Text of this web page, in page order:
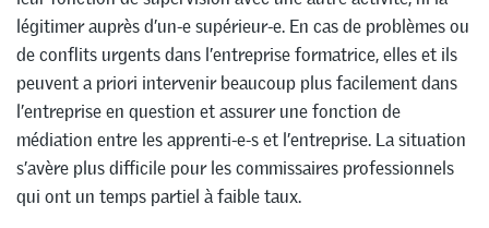
légitimer auprès d’un-e supérieur-e. En cas de problèmes ou
de conflits urgents dans l’entreprise formatrice, elles et ils
peuvent a priori intervenir beaucoup plus facilement dans
l’entreprise en question et assurer une fonction de
médiation entre les apprenti-e-s et l’entreprise. La situation
s’avère plus difficile pour les commissaires professionnels
qui ont un temps partiel à faible taux.